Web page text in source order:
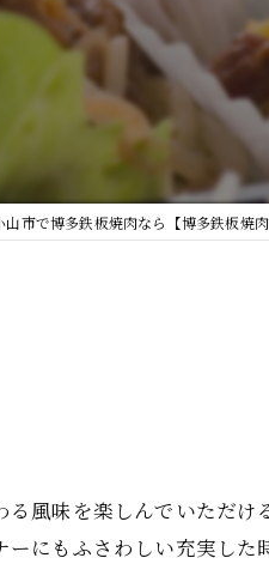
山市で博多鉄板焼肉なら【博多鉄板焼肉
風味を楽しんでいただけ
にもふさわしい充実した